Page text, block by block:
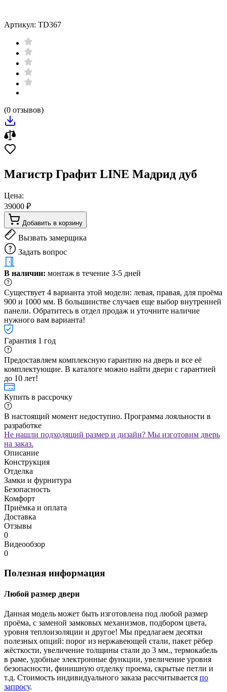
Артикул: TD367
(0 отзывов)
Магистр Графит LINE Мадрид дуб
Цена:
39000 ₽
Добавить в корзину
Вызвать замерщика
Задать вопрос
В наличии: монтаж в течение 3-5 дней
Существует 4 варианта этой модели: левая, правая, для проёма
900 и 1000 мм. В большинстве случаев еще выбор внутренней
панели. Обратитесь в отдел продаж и уточните наличие
нужного вам варианта!
Гарантия 1 год
Предоставляем комплексную гарантию на дверь и все её
комплектующие. В каталоге можно найти двери с гарантией
до 10 лет!
Купить в рассрочку
В настоящий момент недоступно. Программа лояльности в
разработке
Не нашли подходящий размер и дизайн? Мы изготовим дверь
на заказ.
Описание
Конструкция
Отделка
Замки и фурнитура
Безопасность
Комфорт
Приёмка и оплата
Доставка
Отзывы
0
Видеообзор
0
Полезная информация
Любой размер двери
Данная модель может быть изготовлена под любой размер
проёма, с заменой замковых механизмов, подбором цвета,
уровня теплоизоляции и другое! Мы предлагаем десятки
полезных опций: порог из нержавеющей стали, пакет рёбер
жёсткости, увеличение толщины стали до 3 мм., термокабель
в раме, удобные электронные функции, увеличение уровня
безопасности, финишную отделку проема, скрытые петли и
т.д. Стоимость индивидуального заказа рассчитывается по
запросу.